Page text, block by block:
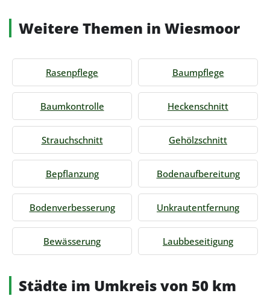
Weitere Themen in Wiesmoor
Rasenpflege Baumpflege
Baumkontrolle Heckenschnitt
Strauchschnitt Gehölzschnitt
Bepflanzung Bodenaufbereitung
Bodenverbesserung Unkrautentfernung
Bewässerung Laubbeseitigung
Städte im Umkreis von 50 km